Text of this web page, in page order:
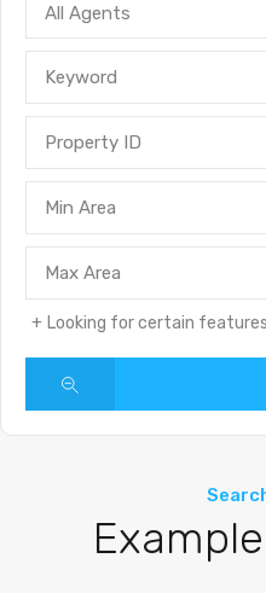
All Agents
Looking for certain features